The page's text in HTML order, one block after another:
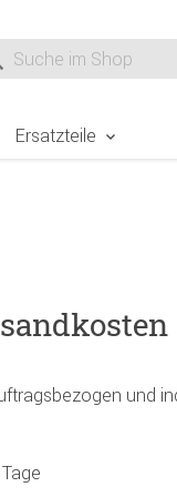
nach
Ersatzteile
und